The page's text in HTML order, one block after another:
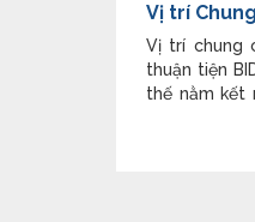
Vị trí
Vị trí chung
thuận tiện
thế nằm kết